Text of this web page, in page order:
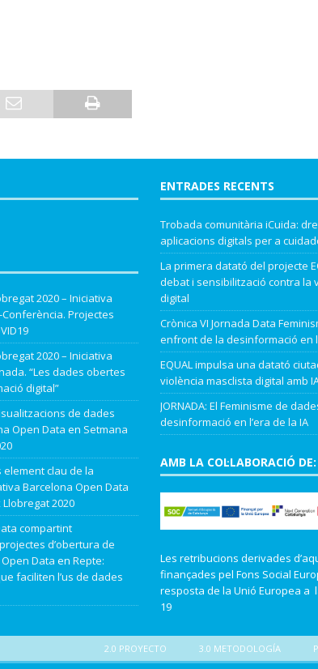
2020 – Iniciativa
Conferència. Projectes
2020 – Iniciativa
“Les dades obertes
digital”
de dades
Open Data en Setmana
element clau de la
Barcelona Open Data
2020
compartint
d’obertura de
Data en Repte:
faciliten l’us de dades
ENTRADES RECENTS
Trobada comunitària iCuida:
aplicacions digitals per a
La primera datató del projecte
debat i sensibilització contra la
digital
Crònica VI Jornada Data
enfront de la desinformació en
EQUAL impulsa una datató
violència masclista digital amb
JORNADA: El Feminisme de
desinformació en l’era de la IA
AMB LA COL·LABORACIÓ DE:
Les retribucions derivades
finançades pel Fons Social
resposta de la Unió Europea a
19
2.0 PROYECTO 3.0 METODOLOGÍA